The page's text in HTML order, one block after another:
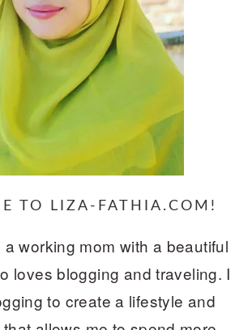
TO LIZA-FATHIA.COM!
a working mom with a beautiful
loves blogging and traveling. I
to create a lifestyle and